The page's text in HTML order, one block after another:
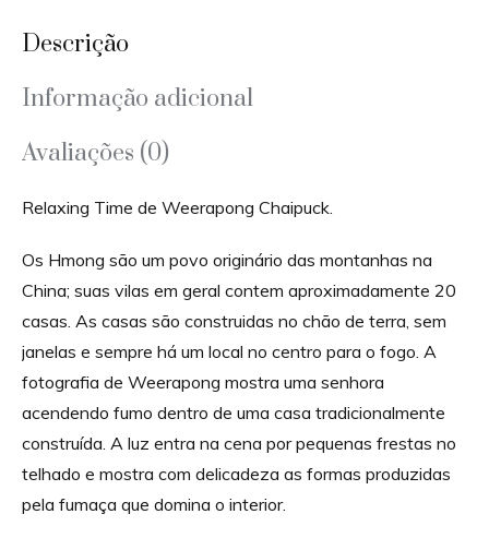
Descrição
Informação adicional
Avaliações (0)
Relaxing Time de Weerapong Chaipuck.
Os Hmong são um povo originário das montanhas na
China; suas vilas em geral contem aproximadamente 20
casas. As casas são construidas no chão de terra, sem
janelas e sempre há um local no centro para o fogo. A
fotografia de Weerapong mostra uma senhora
acendendo fumo dentro de uma casa tradicionalmente
construída. A luz entra na cena por pequenas frestas no
telhado e mostra com delicadeza as formas produzidas
pela fumaça que domina o interior.